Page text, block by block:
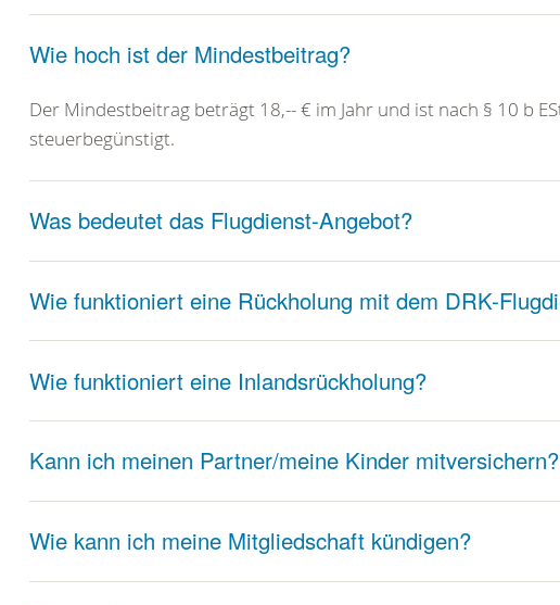
Wie hoch ist der Mindestbeitrag?
Der Mindestbeitrag beträgt 18,-- € im Jahr und ist nach § 10 b
steuerbegünstigt.
Was bedeutet das Flugdienst-Angebot?
Wie funktioniert eine Rückholung mit dem DRK-
Wie funktioniert eine Inlandsrückholung?
Kann ich meinen Partner/meine Kinder mitversichern?
Wie kann ich meine Mitgliedschaft kündigen?